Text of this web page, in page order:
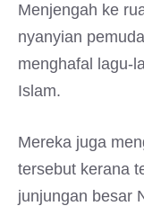
Menjengah ke
nyanyian
menghafal lagu-
Islam.
Mereka juga
tersebut kerana
junjungan besar